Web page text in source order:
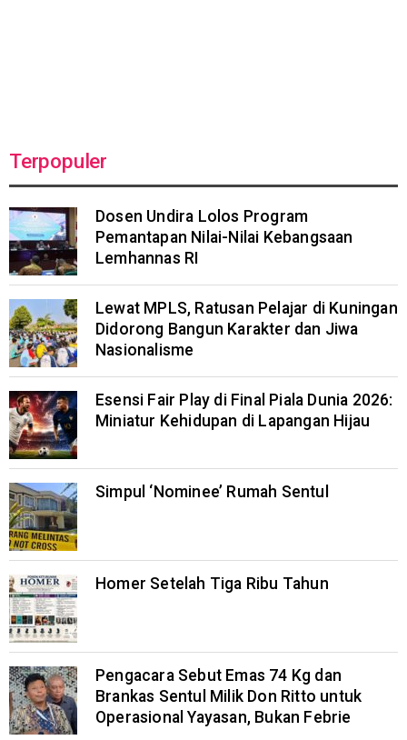
Terpopuler
Dosen Undira Lolos Program
Pemantapan Nilai-Nilai Kebangsaan
Lemhannas RI
Lewat MPLS, Ratusan Pelajar di Kuningan
Didorong Bangun Karakter dan Jiwa
Nasionalisme
Esensi Fair Play di Final Piala Dunia 2026:
Miniatur Kehidupan di Lapangan Hijau
Simpul ‘Nominee’ Rumah Sentul
Homer Setelah Tiga Ribu Tahun
Pengacara Sebut Emas 74 Kg dan
Brankas Sentul Milik Don Ritto untuk
Operasional Yayasan, Bukan Febrie